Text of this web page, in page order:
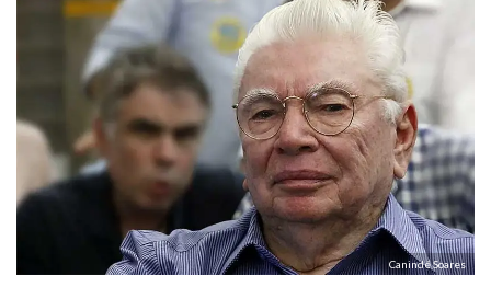
Canindé Soares